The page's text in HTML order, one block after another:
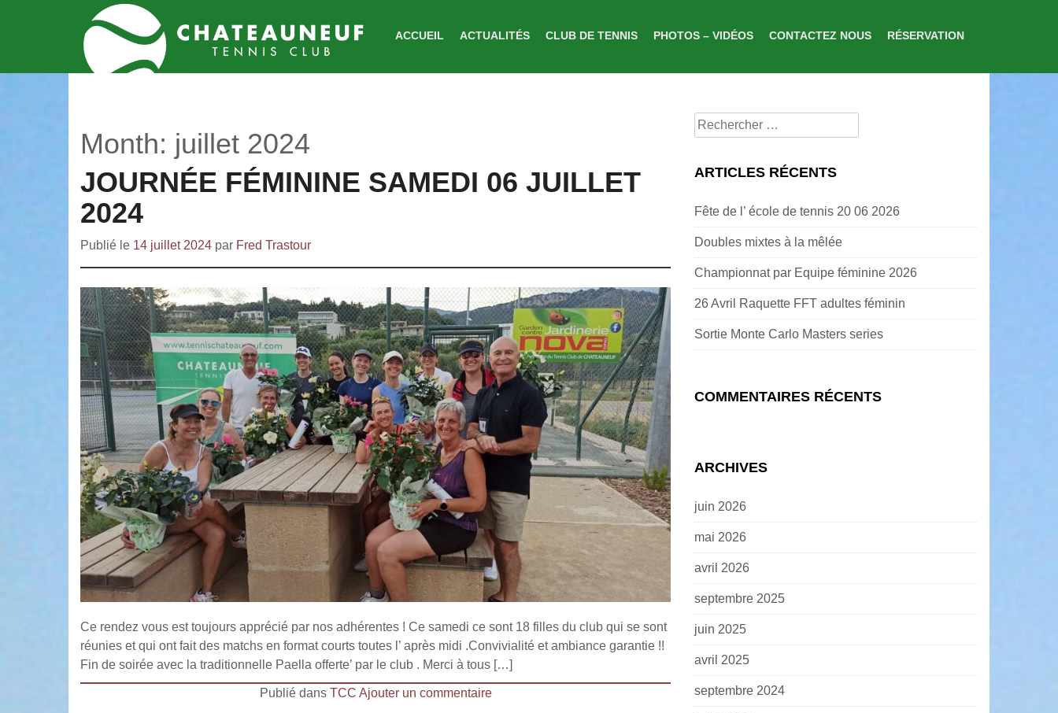
ACCUEIL ACTUALITÉS CLUB DE TENNIS PHOTOS – VIDÉOS CONTACTEZ NOUS RÉSERVATION
Month: juillet 2024
JOURNÉE FÉMININE SAMEDI 06 JUILLET
2024
Publié le 14 juillet 2024 par Fred Trastour
Ce rendez vous est toujours apprécié par nos adhérentes ! Ce samedi ce sont 18 filles du club qui se sont
réunies et qui ont fait des matchs en format courts toutes l’ après midi .Convivialité et ambiance garantie !!
Fin de soirée avec la traditionnelle Paella offerte’ par le club . Merci à tous […]
Publié dans TCC Ajouter un commentaire
Rechercher
pour:
ARTICLES RÉCENTS
Fête de l’ école de tennis 20 06 2026
Doubles mixtes à la mêlée
Championnat par Equipe féminine 2026
26 Avril Raquette FFT adultes féminin
Sortie Monte Carlo Masters series
COMMENTAIRES RÉCENTS
ARCHIVES
juin 2026
mai 2026
avril 2026
septembre 2025
juin 2025
avril 2025
septembre 2024